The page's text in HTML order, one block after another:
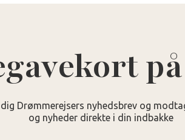
Drømmerejsers nyhedsbrev og
og nyheder direkte i din indbakke